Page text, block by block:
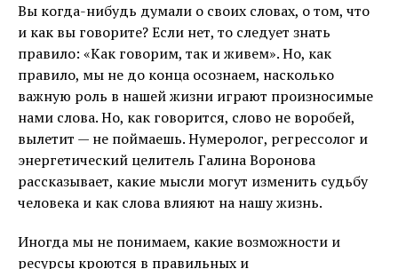
Вы когда-нибудь думали о своих словах, о том, что
и как вы говорите? Если нет, то следует знать
правило: «Как говорим, так и живем». Но, как
правило, мы не до конца осознаем, насколько
важную роль в нашей жизни играют произносимые
нами слова. Но, как говорится, слово не воробей,
вылетит — не поймаешь. Нумеролог, регрессолог и
энергетический целитель Галина Воронова
рассказывает, какие мысли могут изменить судьбу
человека и как слова влияют на нашу жизнь.
Иногда мы не понимаем, какие возможности и
ресурсы кроются в правильных и